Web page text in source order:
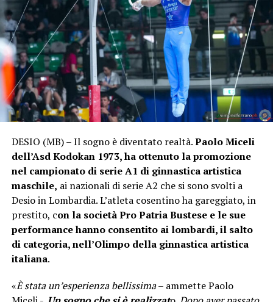
DESIO (MB) – Il sogno è diventato realtà.Paolo Miceli
dell’Asd Kodokan 1973, ha ottenuto la promozione
nel campionato di serie A1 di ginnastica artistica
maschile, ai nazionali di serie A2 che si sono svolti a
Desio in Lombardia. L’atleta cosentino ha gareggiato, in
prestito, con la società Pro Patria Bustese e le sue
performance hanno consentito ai lombardi, il salto
di categoria, nell’Olimpo della ginnastica artistica
italiana.
«È stata un’esperienza bellissima– ammette Paolo